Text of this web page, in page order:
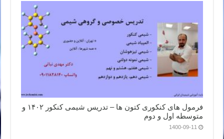
فرمول های کنکوری کتون ها – تدریس شیمی کنکور ۱۴۰۲ و
متوسطه اول و دوم
1400-09-11